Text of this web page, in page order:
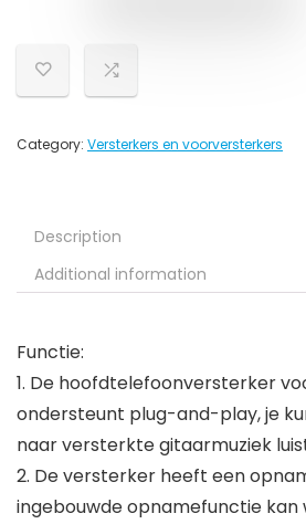
Category: Versterkers en voorversterkers
Description
Additional information
Functie:
1. De hoofdtelefoonversterker
ondersteunt plug-and-play, je
naar versterkte gitaarmuziek
2. De versterker heeft een
ingebouwde opnamefunctie kan